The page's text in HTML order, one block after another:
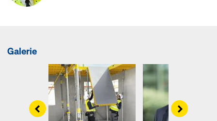
Galerie
Left Right